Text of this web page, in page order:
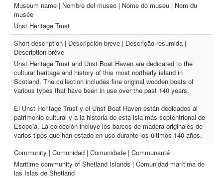
Museum name | Nombre del museo | Nome do museu | Nom du
musée
Unst Heritage Trust
Short description | Descripción breve | Descrição resumida |
Description brève
Unst Heritage Trust and Unst Boat Haven are dedicated to the
cultural heritage and history of this most northerly island in
Scotland. The collection includes fine original wooden boats of
various types that have been in use over the past 140 years.
El Unst Heritage Trust y el Unst Boat Haven están dedicados al
patrimonio cultural y a la historia de esta isla más septentrional de
Escocia. La colección incluye los barcos de madera originales de
varios tipos que han estado en uso durante los últimos 140 años.
Community | Comunidad | Comunidade | Communauté
Maritime community of Shetland Islands | Comunidad marítima de
las Islas de Shetland